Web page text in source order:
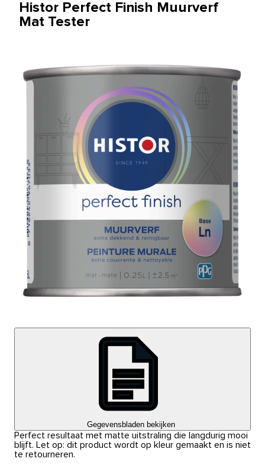
Histor Perfect Finish Muurverf
Mat Tester
Gegevensbladen bekijken
Perfect resultaat met matte uitstraling die langdurig mooi
blijft. Let op: dit product wordt op kleur gemaakt en is niet
te retourneren.